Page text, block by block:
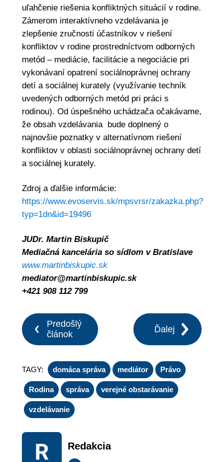
uľahčenie riešenia konfliktných situácií v rodine.
Zámerom interaktívneho vzdelávania je
zlepšenie zručnosti účastníkov v riešení
konfliktov v rodine prostredníctvom odborných
metód – mediácie, facilitácie a negociácie pri
vykonávaní opatrení sociálnoprávnej ochrany
detí a sociálnej kurately (využívanie techník
uvedených odborných metód pri práci s
rodinou). Od úspešného uchádzača očakávame,
že obsah vzdelávania bude doplnený o
najnovšie poznatky v alternatívnom riešení
konfliktov v oblasti sociálnoprávnej ochrany detí
a sociálnej kurately.
Zdroj a ďalšie informácie:
https://www.evoservis.sk/mpsvrsr/zakazka.php?
typ=1dn&id=19496
JUDr. Martin Biskupič
Mediačná kancelária so sídlom v Bratislave
www.martinbiskupic.sk
mediator@martinbiskupic.sk
+421 908 112 799
Predošlý
článok
Ďalej
TAGY: domáca správa mediátor Právo
Rodina správa verejné obstarávanie
vzdelávanie
Redakcia